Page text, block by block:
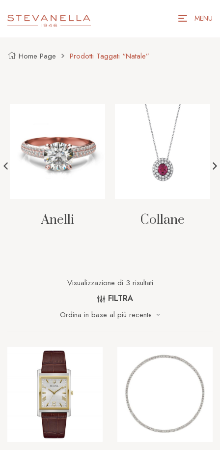
MENU
Home Page Prodotti Taggati “natale”
Anelli Collane
Visualizzazione di 3 risultati
FILTRA